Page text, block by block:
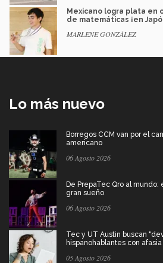
Mexicano logra plata en
de matemáticas ¡en
MARLENE GONZÁLEZ
Lo más nuevo
Borregos CCM van por el
americano
06 Agosto 2026
De PrepaTec Qro al
gran sueño
06 Agosto 2026
Tec y UT Austin buscan
hispanohablantes con afasia
05 Agosto 2026